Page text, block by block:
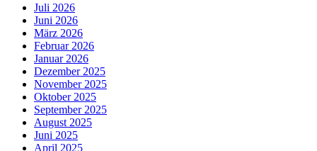
Juli 2026
Juni 2026
März 2026
Februar 2026
Januar 2026
Dezember 2025
November 2025
Oktober 2025
September 2025
August 2025
Juni 2025
April 2025